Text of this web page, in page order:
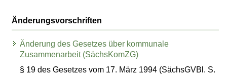
Änderungsvorschriften
Änderung des Gesetzes über kommunale
Zusammenarbeit (SächsKomZG)
§ 19 des Gesetzes vom 17. März 1994 (SächsGVBl. S.